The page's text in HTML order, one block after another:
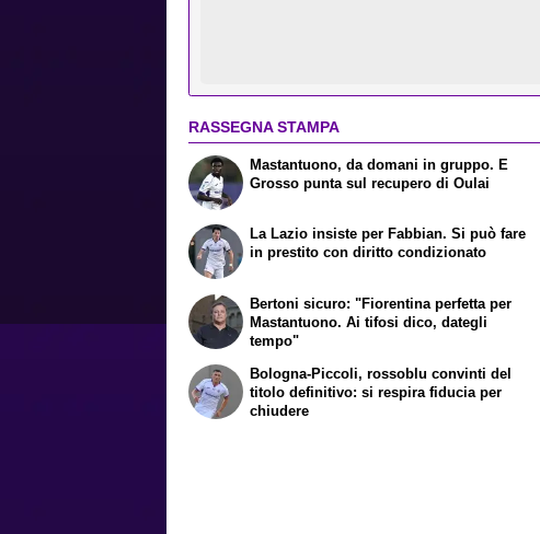
RASSEGNA STAMPA
Mastantuono, da domani in gruppo. E
Grosso punta sul recupero di Oulai
La Lazio insiste per Fabbian. Si può fare
in prestito con diritto condizionato
Bertoni sicuro: "Fiorentina perfetta per
Mastantuono. Ai tifosi dico, dategli
tempo"
Bologna-Piccoli, rossoblu convinti del
titolo definitivo: si respira fiducia per
chiudere